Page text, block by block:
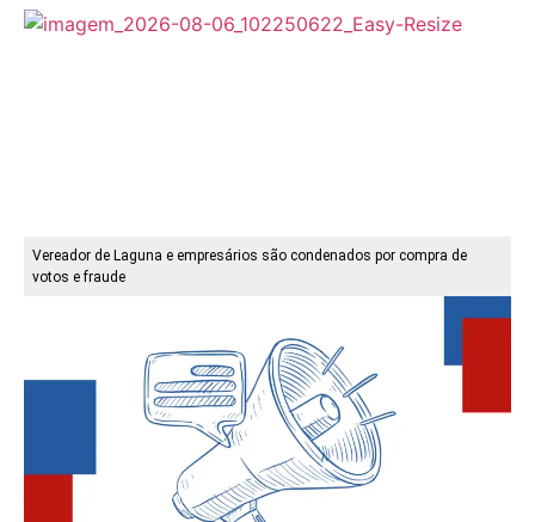
Vereador de Laguna e empresários são condenados por compra de
votos e fraude